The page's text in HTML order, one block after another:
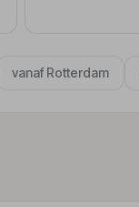
vanaf Rotterdam